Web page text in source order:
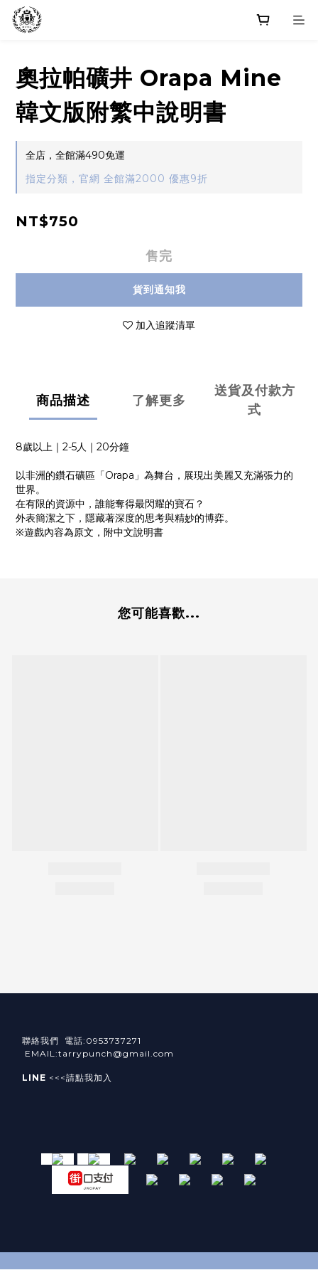
奧拉帕礦井 Orapa Mine
韓文版附繁中說明書
全店，全館滿490免運
指定分類，官網 全館滿2000 優惠9折
NT$750
售完
貨到通知我
加入追蹤清單
商品描述 了解更多
送貨及付款方
式
8歲以上｜2-5人｜20分鐘
以非洲的鑽石礦區「Orapa」為舞台，展現出美麗又充滿張力的
世界。
在有限的資源中，誰能奪得最閃耀的寶石？
外表簡潔之下，隱藏著深度的思考與精妙的博弈。
※遊戲內容為原文，附中文說明書
您可能喜歡...
聯絡我們 電話:0953737271
EMAIL:tarrypunch@gmail.com
LINE <<<請點我加入